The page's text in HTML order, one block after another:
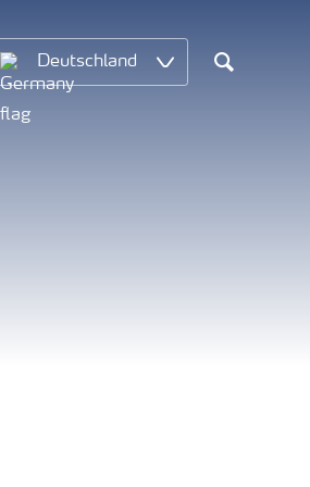
Deutschland
Search